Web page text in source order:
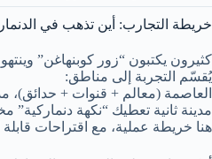
خريطة التجارب: أين تذهب في
كثيرون يكتبون “زور كوبنهاغن”
يُقسّم التجربة إلى مناطق:
العاصمة (معالم + قنوات + حدائق)،
مدينة ثانية تعطيك “نكهة دنماركية”
هنا خريطة عملية، مع اقتراحات